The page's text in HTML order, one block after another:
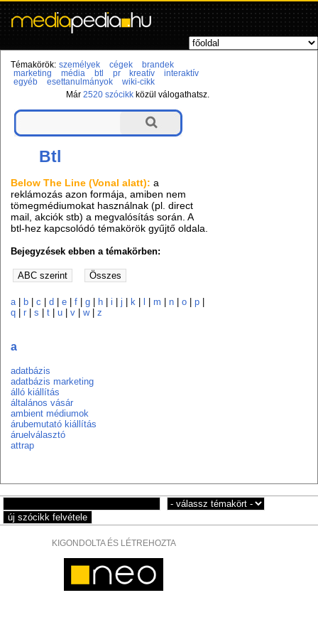
Témakörök: személyek cégek
brandek
marketing
média btl pr kreatív
interaktív
egyéb
esettanulmányok
wiki-cikk
Már2520 szócikk közül válogathatsz.
Btl
Below The Line (Vonal alatt): a
reklámozás azon formája, amiben nem
tömegmédiumokat használnak (pl. direct
mail, akciók stb) a megvalósítás során. A
btl-hez kapcsolódó témakörök gyűjtő oldala.
Bejegyzések ebben a témakörben:
a| b |c |d |e |f |g h |i |j k |m |n |o |p
q |r |s |t |u |v |w|z
a
adatbázis
adatbázis marketing
álló kiállítás
általános vásár
ambient médiumok
árubemutató kiállítás
áruelválasztó
attrap
KIGONDOLTA ÉS LÉTREHOZTA